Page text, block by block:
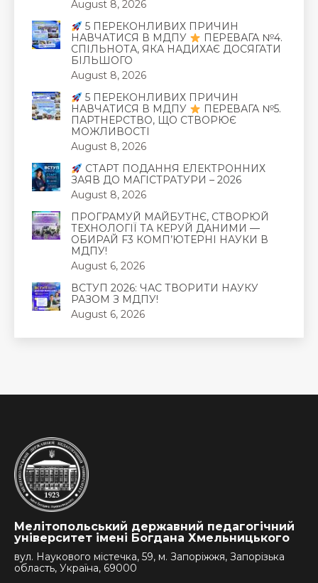
August 8, 2026
5 ПЕРЕКОНЛИВИХ ПРИЧИН
НАВЧАТИСЯ В МДПУ
ПЕРЕВАГА №4.
СПІЛЬНОТА, ЯКА НАДИХАЄ ДОСЯГАТИ
БІЛЬШОГО
August 8, 2026
5 ПЕРЕКОНЛИВИХ ПРИЧИН
НАВЧАТИСЯ В МДПУ
ПЕРЕВАГА №5.
ПАРТНЕРСТВО, ЩО СТВОРЮЄ
МОЖЛИВОСТІ
August 8, 2026
СТАРТ ПОДАННЯ ЕЛЕКТРОННИХ
ЗАЯВ ДО МАГІСТРАТУРИ – 2026
August 8, 2026
ПРОГРАМУЙ МАЙБУТНЄ, СТВОРЮЙ
ТЕХНОЛОГІЇ ТА КЕРУЙ ДАНИМИ —
ОБИРАЙ F3 КОМП’ЮТЕРНІ НАУКИ В
МДПУ!
August 6, 2026
ВСТУП 2026: ЧАС ТВОРИТИ НАУКУ
РАЗОМ З МДПУ!
August 6, 2026
Мелітопольський державний педагогічний
університет імені Богдана Хмельницького
вул. Наукового містечка, 59, м. Запоріжжя, Запорізька
область, Україна, 69000